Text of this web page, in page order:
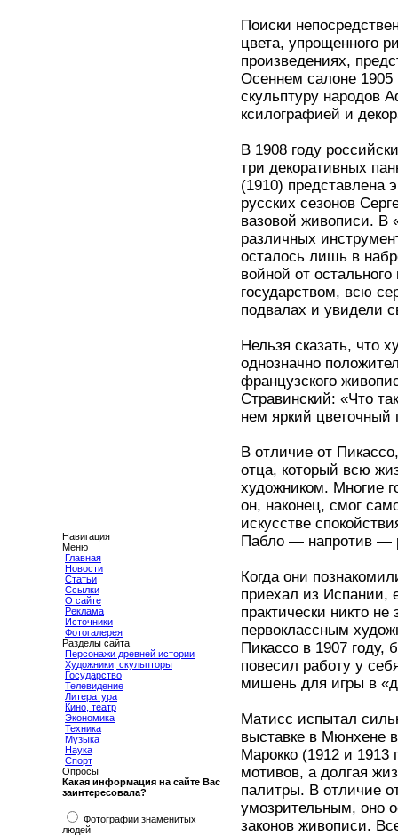
Навигация
Меню
Главная
Новости
Статьи
Ссылки
О сайте
Реклама
Источники
Фотогалерея
Разделы сайта
Персонажи древней истории
Художники, скульпторы
Государство
Телевидение
Литература
Кино, театр
Экономика
Техника
Музыка
Наука
Спорт
Опросы
Какая информация на сайте Вас
заинтересовала?
Фотографии знаменитых
людей
Поиски
цвета, упрощенного
произведениях,
Осеннем салоне 1905
скульптуру народов
ксилографией и
В 1908 году
три декоративных
(1910) представлена
русских сезонов
вазовой живописи. В
различных
осталось лишь в
войной от
государством, всю
подвалах и увидели
Нельзя сказать, что
однозначно
французского
Стравинский: «Что
нем яркий цветочный
В отличие от
отца, который всю
художником. Многие
он, наконец, смог
искусстве
Пабло — напротив —
Когда они
приехал из Испании,
практически никто
первоклассным
Пикассо в 1907
повесил работу у
мишень для игры в
Матисс испытал
выставке в Мюнхене
Марокко (1912 и 1913
мотивов, а долгая
палитры. В отличие
умозрительным, оно
законов живописи.